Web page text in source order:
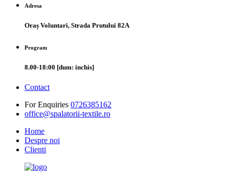
Adresa
Oraș Voluntari, Strada Prutului 82A
Program
8.00-18:00 [dum: inchis]
Contact
For Enquiries 0726385162
office@spalatorii-textile.ro
Home
Despre noi
Clienti